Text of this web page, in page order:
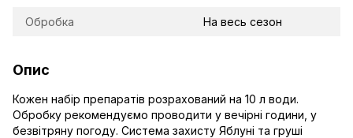
Обробка На весь сезон
Опис
Кожен набір препаратів розрахований на 10 л води.
Обробку рекомендуємо проводити у вечірні години, у
безвітряну погоду. Система захисту Яблуні та груші